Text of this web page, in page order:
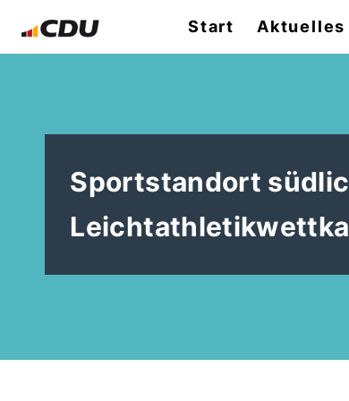
Start Aktuelles
Sportstandort